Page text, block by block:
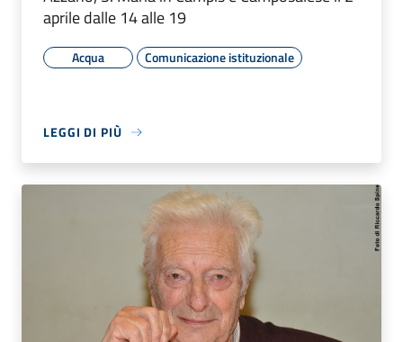
aprile dalle 14 alle 19
Acqua Comunicazione istituzionale
LEGGI DI PIÙ